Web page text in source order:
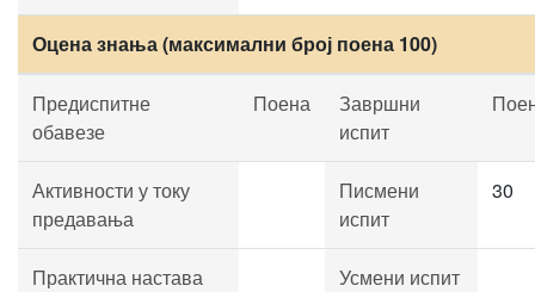
Оцена знања (максимални број поена 100)
Предиспитне
обавезе
Поена
Завршни
испит
Активности у току
предавања
Писмени
испит
30
Практична настава Усмени испит